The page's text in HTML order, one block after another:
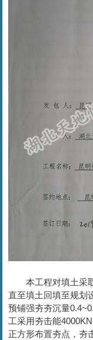
本工程对填土采取
直至填土回填至规划
预铺强夯夯沉量
工采用夯击能
正方形布置夯点，夯